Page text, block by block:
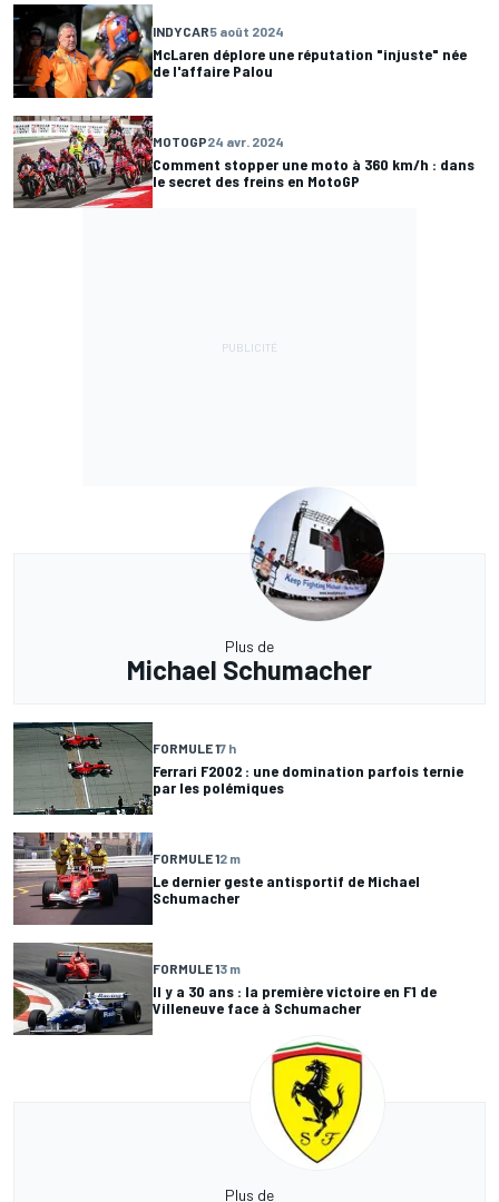
INDYCAR5 août 2024
McLaren déplore une réputation "injuste" née
de l'affaire Palou
MOTOGP24 avr. 2024
Comment stopper une moto à 360 km/h : dans
le secret des freins en MotoGP
Plus de
Michael Schumacher
FORMULE 17 h
Ferrari F2002 : une domination parfois ternie
par les polémiques
FORMULE 12 m
Le dernier geste antisportif de Michael
Schumacher
FORMULE 13 m
Il y a 30 ans : la première victoire en F1 de
Villeneuve face à Schumacher
Plus de